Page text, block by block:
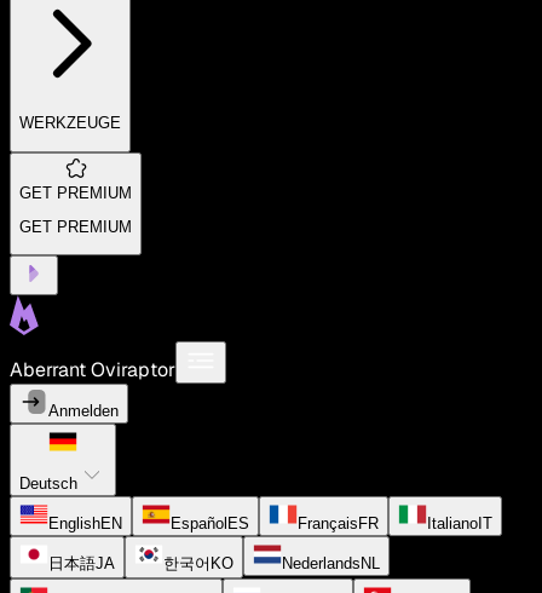
WERKZEUGE
GET PREMIUM
GET PREMIUM
Aberrant Oviraptor
Anmelden
Deutsch
EnglishEN Español ES Français FR Italiano IT
日本語JA 한국어 KO Nederlands NL